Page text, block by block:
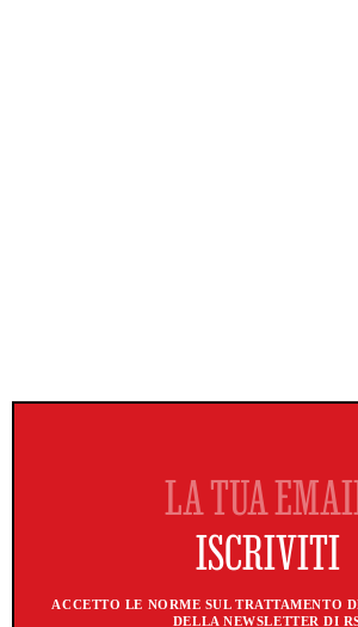
ACCETTO LE NORME SUL TRATTAMENTO
DELLA NEWSLETTER DI